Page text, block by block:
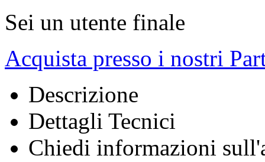
Sei un utente finale
Acquista presso i nostri
Descrizione
Dettagli Tecnici
Chiedi informazioni